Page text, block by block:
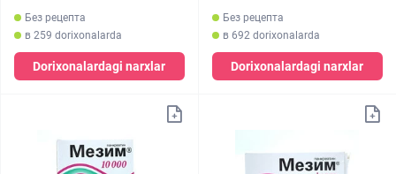
Без рецепта
в 259 dorixonalarda
Dorixonalardagi narxlar
Без рецепта
в 692 dorixonalarda
Dorixonalardagi narxlar